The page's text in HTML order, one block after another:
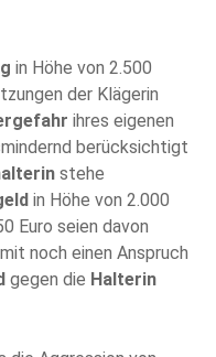
in Höhe von 2.500
der Klägerin
ihres eigenen
berücksichtigt
stehe
in Höhe von 2.000
Euro seien davon
noch einen Anspruch
gegen die Halterin